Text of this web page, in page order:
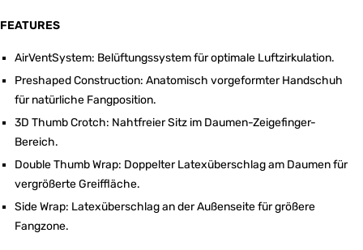
FEATURES
AirVentSystem: Belüftungssystem für optimale Luftzirkulation.
Preshaped Construction: Anatomisch vorgeformter Handschuh
für natürliche Fangposition.
3D Thumb Crotch: Nahtfreier Sitz im Daumen-Zeigefinger-
Bereich.
Double Thumb Wrap: Doppelter Latexüberschlag am Daumen für
vergrößerte Greiffläche.
Side Wrap: Latexüberschlag an der Außenseite für größere
Fangzone.